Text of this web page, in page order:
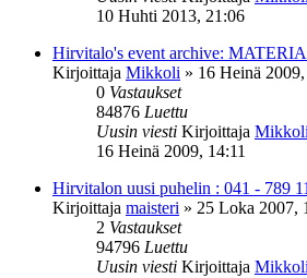
10 Huhti 2013, 21:06
Hirvitalo's event archive:
Kirjoittaja Mikkoli » 16 Heinä 2009,
0 Vastaukset
84876 Luettu
Uusin viesti Kirjoittaja Mikkoli
16 Heinä 2009, 14:11
Hirvitalon uusi puhelin : 041 - 789
Kirjoittaja maisteri » 25 Loka 2007,
2 Vastaukset
94796 Luettu
Uusin viesti Kirjoittaja Mikkoli